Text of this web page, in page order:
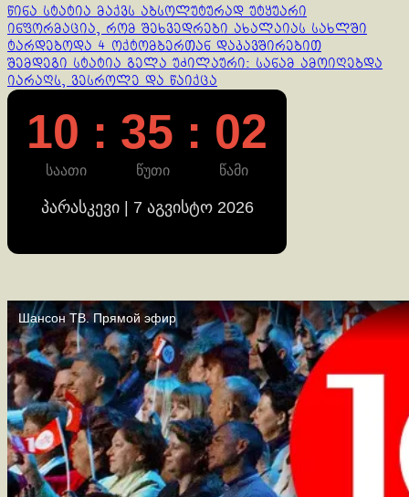
Continue
Reading
წინა სტატია მაქვს აბსოლუტურად უტყუარი
ინფორმაცია, რომ შეხვედრები ახალაიას სახლში
ტარდებოდა 4 ოქტომბერთან დაკავშირებით
შემდეგი სტატია გელა უძილაური: სანამ ამოიღებდა
იარაღს, ვესროლე და წაიქცა
10 : 35 : 03
საათი წუთი წამი
პარასკევი | 7 აგვისტო 2026